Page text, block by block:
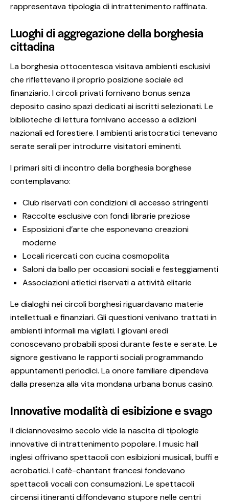
rappresentava tipologia di intrattenimento raffinata.
Luoghi di aggregazione della borghesia
cittadina
La borghesia ottocentesca visitava ambienti esclusivi
che riflettevano il proprio posizione sociale ed
finanziario. I circoli privati fornivano bonus senza
deposito casino spazi dedicati ai iscritti selezionati. Le
biblioteche di lettura fornivano accesso a edizioni
nazionali ed forestiere. I ambienti aristocratici tenevano
serate serali per introdurre visitatori eminenti.
I primari siti di incontro della borghesia borghese
contemplavano:
Club riservati con condizioni di accesso stringenti
Raccolte esclusive con fondi librarie preziose
Esposizioni d’arte che esponevano creazioni
moderne
Locali ricercati con cucina cosmopolita
Saloni da ballo per occasioni sociali e festeggiamenti
Associazioni atletici riservati a attività elitarie
Le dialoghi nei circoli borghesi riguardavano materie
intellettuali e finanziari. Gli questioni venivano trattati in
ambienti informali ma vigilati. I giovani eredi
conoscevano probabili sposi durante feste e serate. Le
signore gestivano le rapporti sociali programmando
appuntamenti periodici. La onore familiare dipendeva
dalla presenza alla vita mondana urbana bonus casinо.
Innovative modalità di esibizione e svago
Il diciannovesimo secolo vide la nascita di tipologie
innovative di intrattenimento popolare. I music hall
inglesi offrivano spettacoli con esibizioni musicali, buffi e
acrobatici. I cafè-chantant francesi fondevano
spettacoli vocali con consumazioni. Le spettacoli
circensi itineranti diffondevano stupore nelle centri